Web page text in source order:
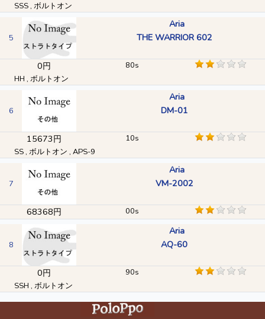
SSS , ボルトオン
5
Aria
THE WARRIOR 602
0円
80s
HH , ボルトオン
6
Aria
DM-01
15673円
10s
SS , ボルトオン , APS-9
7
Aria
VM-2002
68368円 00s
8
Aria
AQ-60
0円
90s
SSH , ボルトオン